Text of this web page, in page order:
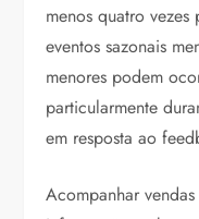
menos quatro
eventos sazonais
menores podem
particularmente
em resposta ao
Acompanhar